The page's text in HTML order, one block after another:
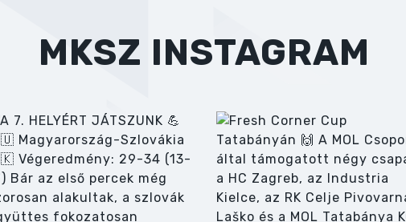
MKSZ INSTAGRAM